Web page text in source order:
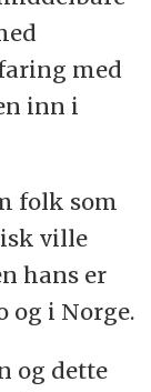
med
inn i
folk som
ville
hans er
og i Norge.
og dette